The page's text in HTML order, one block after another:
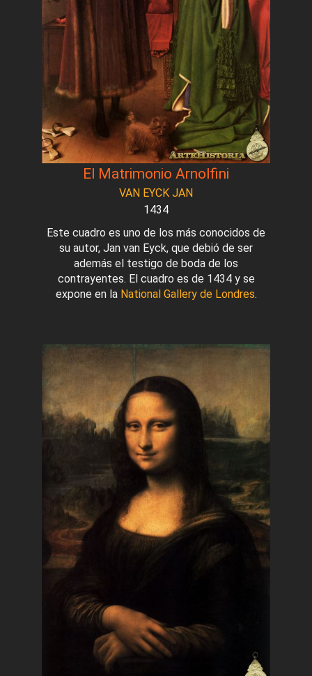
El Matrimonio Arnolfini
VAN EYCK JAN
1434
Este cuadro es uno de los más conocidos de
su autor, Jan van Eyck, que debió de ser
además el testigo de boda de los
contrayentes. El cuadro es de 1434 y se
expone en la National Gallery de Londres.